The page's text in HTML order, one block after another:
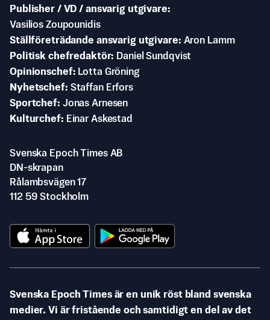
Publisher / VD / ansvarig utgivare
Vasilios Zoupounidis
Ställföreträdande ansvarig utgivare Aron Lamm
Politisk chefredaktör
Daniel Sundqvist
Opinionschef
Lotta Gröning
Nyhetschef Staffan Erfors
Sportchef Jonas Arnesen
Kulturchef
Einar Askestad
Svenska Epoch Times AB
DN-skrapan
Rålambsvägen 17
112 59 Stockholm
Svenska Epoch Times är en unik röst bland svenska
medier. Vi är fristående och samtidigt en del av det